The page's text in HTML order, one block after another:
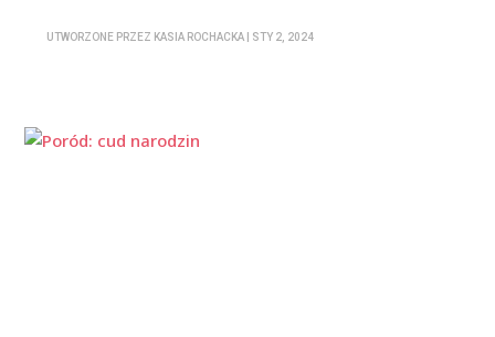
UTWORZONE PRZEZ KASIA ROCHACKA STY 2, 2024